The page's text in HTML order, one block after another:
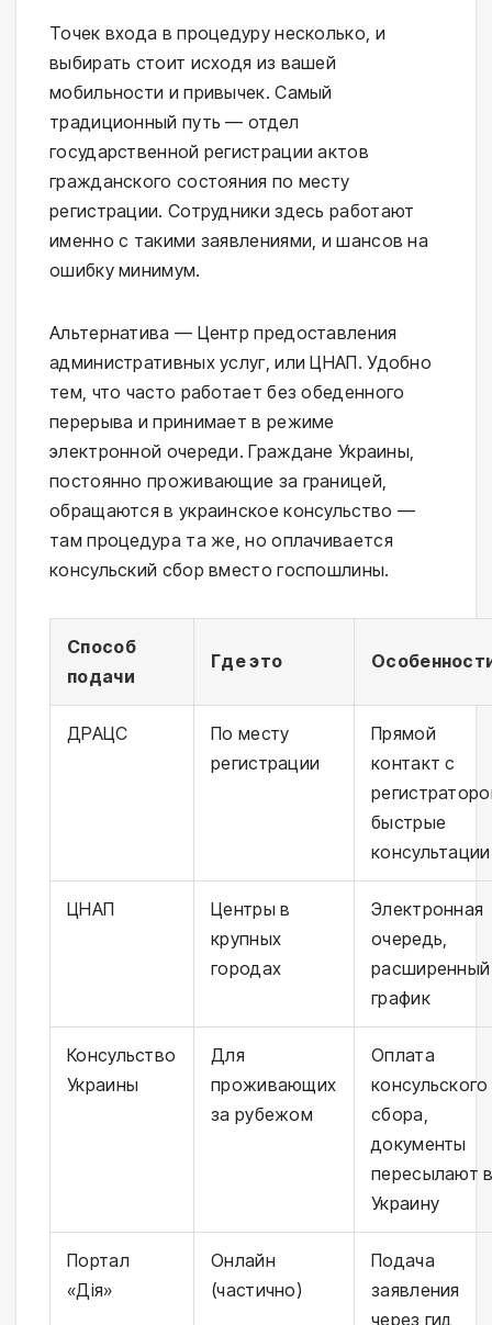
Точек входа в процедуру несколько, и
выбирать стоит исходя из вашей
мобильности и привычек. Самый
традиционный путь — отдел
государственной регистрации актов
гражданского состояния по месту
регистрации. Сотрудники здесь работают
именно с такими заявлениями, и шансов на
ошибку минимум.
Альтернатива — Центр предоставления
административных услуг, или ЦНАП. Удобно
тем, что часто работает без обеденного
перерыва и принимает в режиме
электронной очереди. Граждане Украины,
постоянно проживающие за границей,
обращаются в украинское консульство —
там процедура та же, но оплачивается
консульский сбор вместо госпошлины.
Способ
подачи
Где это
ДРАЦС
По месту
регистрации
Прямой
контакт с
быстрые
консультации
ЦНАП
Центры в
крупных
городах
Электронная
очередь,
расширенный
график
Консульство
Украины
Для
проживающих
за рубежом
Оплата
консульского
сбора,
документы
пересылают
Украину
Портал
«Дія»
Онлайн
(частично)
Подача
заявления
через гид,